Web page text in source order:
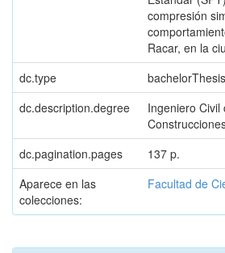
compresión
Racar, en la
dc.type
bachelorThesis
dc.description.degree
Ingeniero
dc.pagination.pages
137 p.
Aparece en las
colecciones:
Facultad de